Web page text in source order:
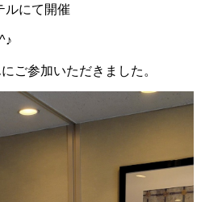
ルにて開催
ご参加いただきました。